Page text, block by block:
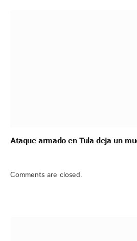
Ataque armado en Tula deja un
Comments are closed.